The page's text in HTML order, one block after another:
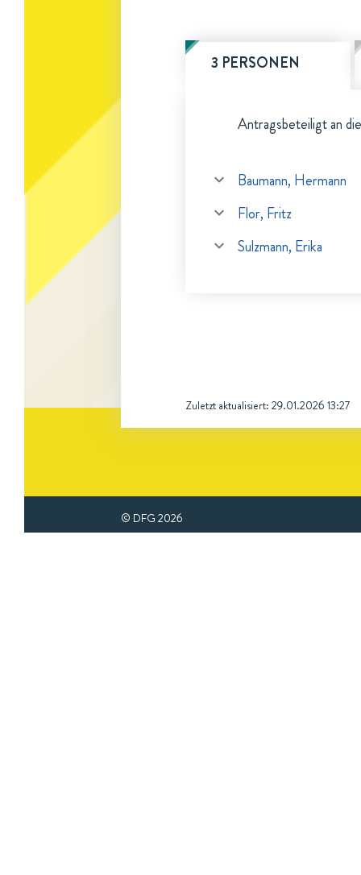
3 PERSONEN
Antragsbeteiligt an
Baumann, Hermann
Flor, Fritz
Sulzmann, Erika
Zuletzt aktualisiert: 29.01.2026 13:27
© DFG 2026